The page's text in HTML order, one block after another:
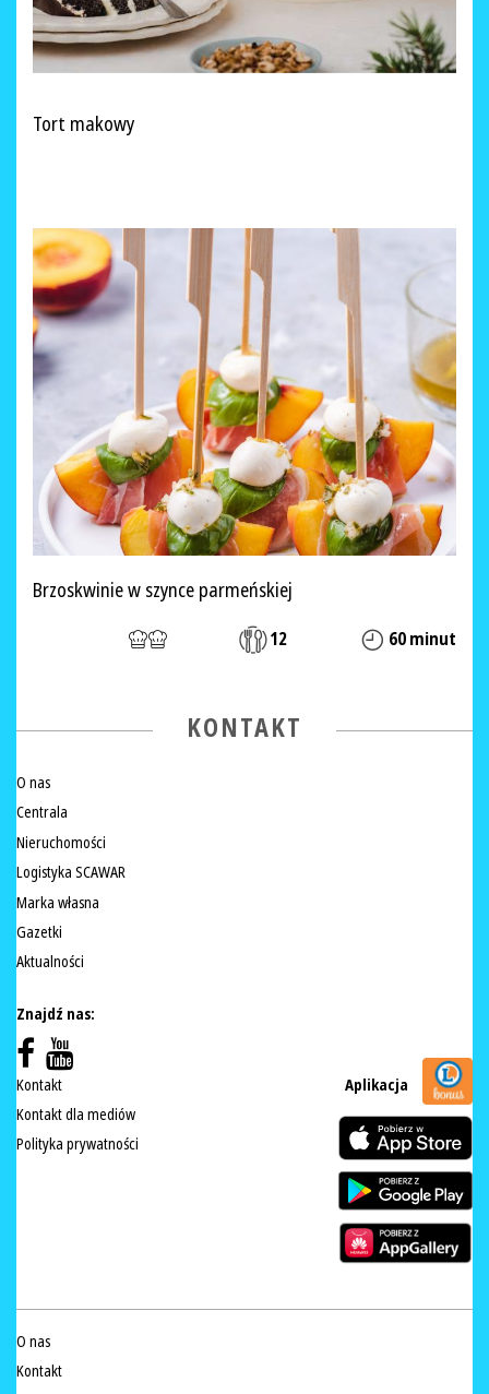
Tort makowy
Brzoskwinie w szynce parmeńskiej
12 60 minut
KONTAKT
O nas
Centrala
Nieruchomości
Logistyka SCAWAR
Marka własna
Gazetki
Aktualności
Znajdź nas:
Kontakt
Kontakt dla mediów
Polityka prywatności
Aplikacja
O nas
Kontakt